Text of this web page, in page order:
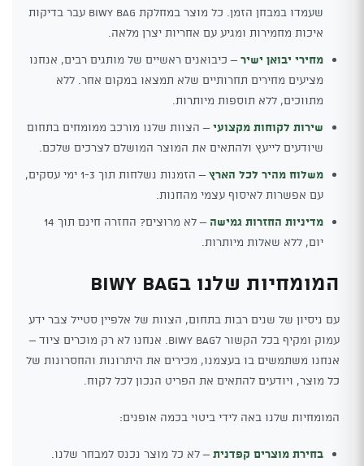
שעמדו במבחן הזמן. כל מוצר במחלקת Biwy Bag עבר בדיקות
איכות מחמירות ומגיע עם אחריות יצרן מלאה.
מחירי יבואן ישיר– כיבואנים ראשיים של מותגים רבים, אנחנו
מציעים מחירים תחרותיים שלא תמצאו במקום אחר. ללא
מתווכים, ללא תוספות מיותרות.
שירות לקוחות מקצועי– הצוות שלנו מורכב ממומחים בתחום
שיודעים לייעץ ולהתאים את המוצר המושלם לצרכים שלכם.
משלוח מהיר לכל הארץ
– הזמנות נשלחות תוך 1-3 ימי עסקים,
עם אפשרות לאיסוף עצמי מהחנות.
מדיניות החזרות גמישה
– לא מרוצים? החזרה חינם תוך 14
יום, ללא שאלות מיותרות.
המומחיות שלנו בBiwy Bag
עם ניסיון של שנים רבות בתחום, הצוות של אלפיין סטייל צבר ידע
עמוק ומקיף בכל הקשור לBiwy Bag. אנחנו לא רק מוכרים ציוד –
אנחנו משתמשים בו בעצמנו, מכירים את היתרונות והחסרונות של
כל מוצר, ויודעים להתאים את הפריט הנכון לכל לקוח.
המומחיות שלנו באה לידי ביטוי בכמה אופנים:
בחירת מוצרים קפדנית– לא כל מוצר נכנס למבחר שלנו.